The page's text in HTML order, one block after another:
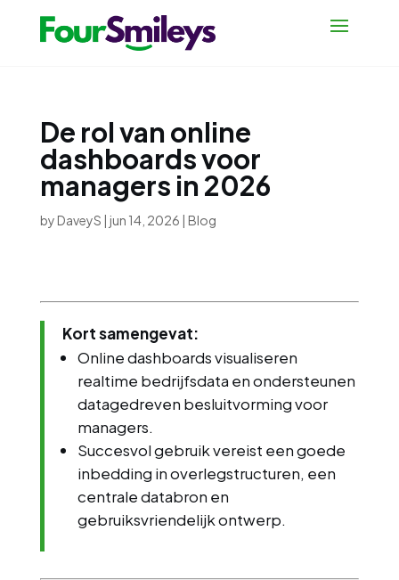
De rol van online
dashboards voor
managers in 2026
byDaveyS | jun 14, 2026 | Blog
Kort samengevat:
Online dashboards visualiseren
realtime bedrijfsdata en ondersteunen
datagedreven besluitvorming voor
managers.
Succesvol gebruik vereist een goede
inbedding in overlegstructuren, een
centrale databron en
gebruiksvriendelijk ontwerp.